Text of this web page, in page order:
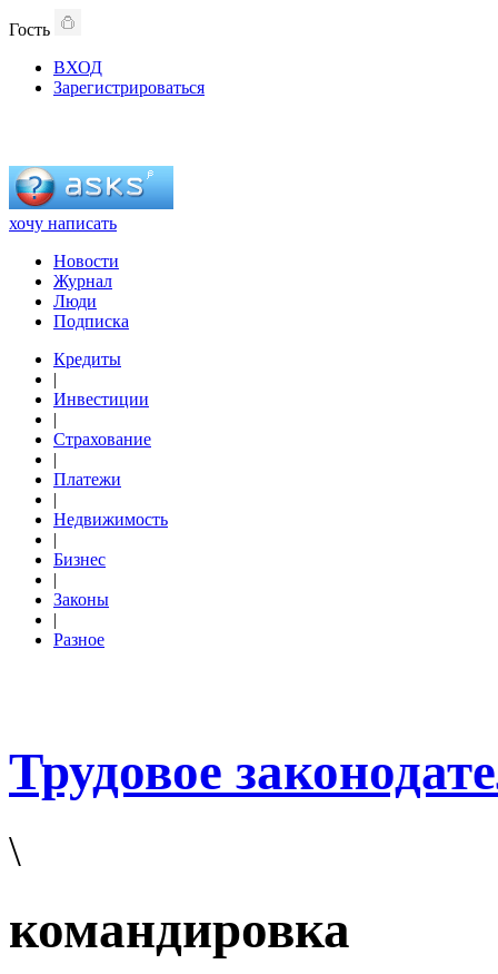
Гость
ВХОД
Зарегистрироваться
хочу написать
Новости
Журнал
Люди
Подписка
Кредиты
|
Инвестиции
|
Страхование
|
Платежи
|
Недвижимость
|
Бизнес
|
Законы
|
Разное
Трудовое
\
командировка